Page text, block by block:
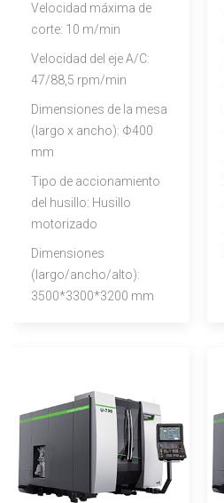
Velocidad máxima de
corte: 10 m/min
Velocidad del eje A/C:
47/88,5 rpm/min
Dimensiones de la mesa
(largo x ancho): Φ400
mm
Tipo de accionamiento
del husillo: Husillo
motorizado
Dimensiones
(largo/ancho/alto):
3500*3300*3200 mm